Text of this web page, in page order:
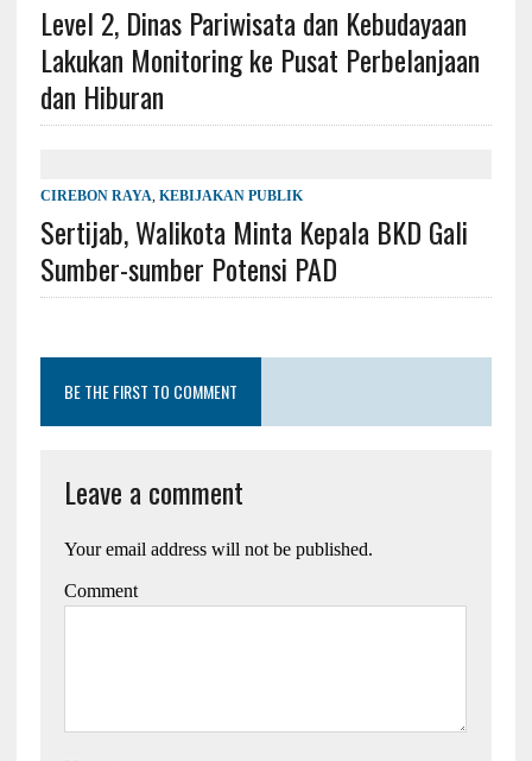
Level 2, Dinas Pariwisata dan Kebudayaan
Lakukan Monitoring ke Pusat Perbelanjaan
dan Hiburan
CIREBON RAYA, KEBIJAKAN PUBLIK
Sertijab, Walikota Minta Kepala BKD Gali
Sumber-sumber Potensi PAD
BE THE FIRST TO COMMENT
Leave a comment
Your email address will not be published.
Comment